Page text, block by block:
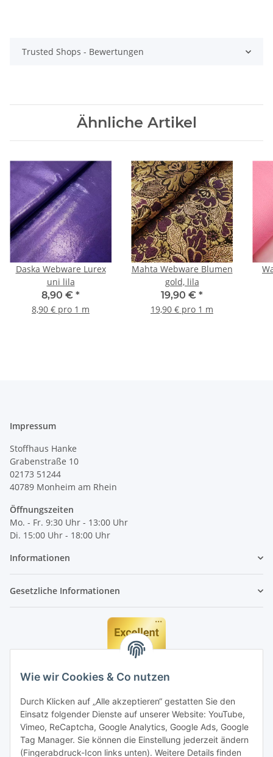
Wie wir Cookies & Co nutzen
Durch Klicken auf „Alle akzeptieren“ gestatten Sie den
Einsatz folgender Dienste auf unserer Website: YouTube,
Vimeo, ReCaptcha, Google Analytics, Google Ads, Google
Tag Manager. Sie können die Einstellung jederzeit ändern
(Fingerabdruck-Icon links unten). Weitere Details finden
Trusted Shops - Bewertungen
Ähnliche Artikel
Daska Webware Lurex
uni lila
8,90 € *
8,90 € pro 1 m
Mahta Webware Blumen
gold, lila
19,90 € *
19,90 € pro 1 m
Impressum
Stoffhaus Hanke
Grabenstraße 10
02173 51244
40789 Monheim am Rhein
Öffnungszeiten
Mo. - Fr. 9:30 Uhr - 13:00 Uhr
Di. 15:00 Uhr - 18:00 Uhr
Informationen
Gesetzliche Informationen